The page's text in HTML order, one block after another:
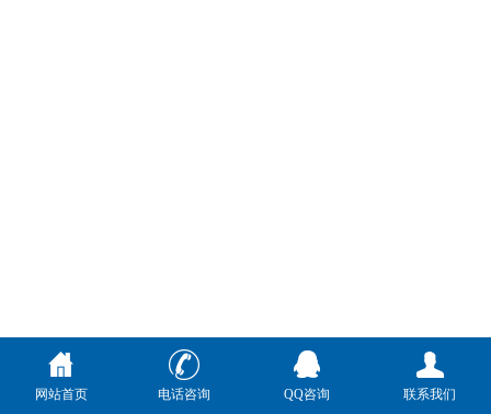
网站首页 电话咨询 QQ咨询 联系我们